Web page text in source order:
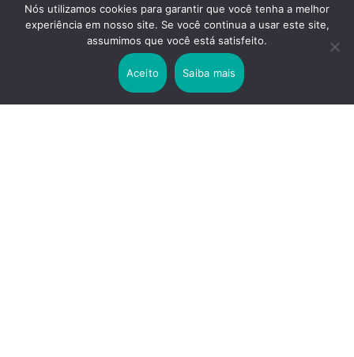
2 years ago
Lei Rouanet e Petrobras financiam evento em
que Lula pediu votos para Boulos
Nós utilizamos cookies para garantir que você tenha a melhor
experiência em nosso site. Se você continua a usar este site,
assumimos que você está satisfeito.
Aceito Saiba mais